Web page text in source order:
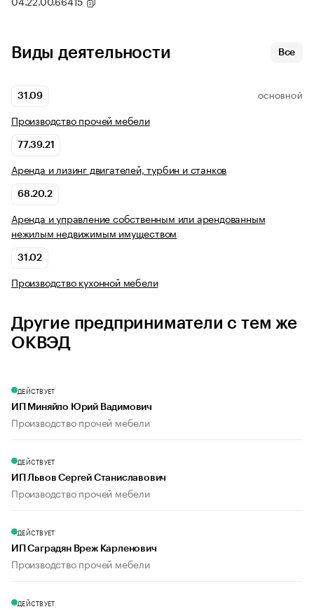
Виды деятельности Все
31.09 ОСНОВНОЙ
Производство прочей мебели
77.39.21
Аренда и лизинг двигателей, турбин и станков
68.20.2
Аренда и управление собственным или арендованным
нежилым недвижимым имуществом
31.02
Производство кухонной мебели
Другие предприниматели с тем же
ОКВЭД
ДЕЙСТВУЕТ
ИП Миняйло Юрий Вадимович
Производство прочей мебели
ДЕЙСТВУЕТ
ИП Львов Сергей Станиславович
Производство прочей мебели
ДЕЙСТВУЕТ
ИП Саградян Вреж Карленович
Производство прочей мебели
ДЕЙСТВУЕТ